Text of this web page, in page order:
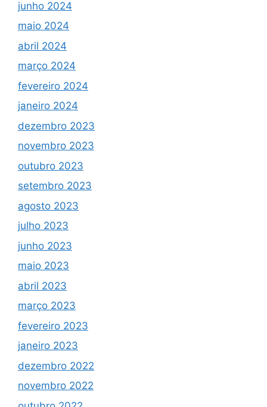
junho 2024
maio 2024
abril 2024
março 2024
fevereiro 2024
janeiro 2024
dezembro 2023
novembro 2023
outubro 2023
setembro 2023
agosto 2023
julho 2023
junho 2023
maio 2023
abril 2023
março 2023
fevereiro 2023
janeiro 2023
dezembro 2022
novembro 2022